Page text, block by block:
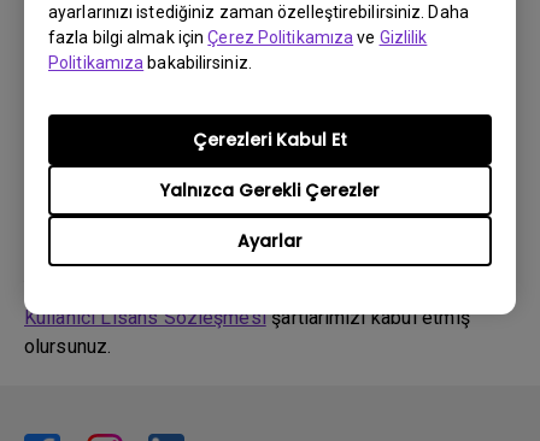
ayarlarınızı istediğiniz zaman özelleştirebilirsiniz. Daha
fazla bilgi almak içinÇerez Politikamıza ve Gizlilik
Politikamıza bakabilirsiniz.
Ayarlar
Yalnızca Gerekli Çerezler
Çerezleri Kabul Et
OS Version:
Sürüm:0
Dosya Boyutu:32.87 KB
İndir
Kullanıcı Lisans Sözleşmesişartlarımızı kabul etmiş
olursunuz.